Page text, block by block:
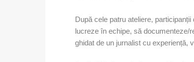
După cele patru ateliere,
lucreze în echipe, să documenteze/
ghidat de un jurnalist cu experiență,